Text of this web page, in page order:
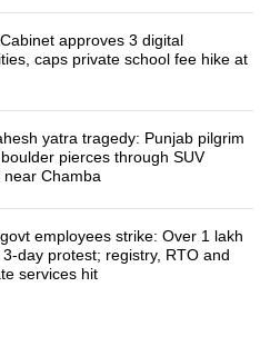
approves 3 digital
caps private school fee hike at
yatra tragedy: Punjab pilgrim
pierces through SUV
near Chamba
employees strike: Over 1 lakh
day protest; registry, RTO and
services hit